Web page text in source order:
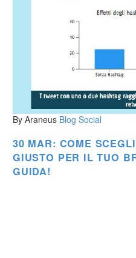
By Araneus Blog Social
30 MAR: COME
GIUSTO PER IL TUO
GUIDA!